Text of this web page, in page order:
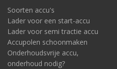
Soorten accu's
Lader voor een start-accu
Lader voor semi tractie accu
Accupolen schoonmaken
Onderhoudsvrije accu,
onderhoud nodig?